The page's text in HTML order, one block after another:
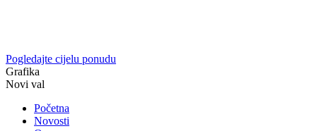
Pogledajte cijelu ponudu
Grafika
Novi val
Početna
Novosti